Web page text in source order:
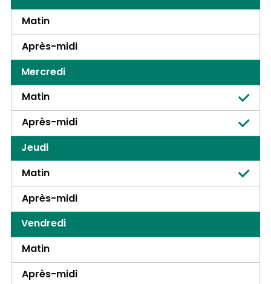
Matin
Après-midi
Mercredi
Matin
Après-midi
Jeudi
Matin
Après-midi
Vendredi
Matin
Après-midi